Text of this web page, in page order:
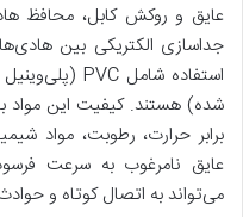
عایق و روکش کابل، محافظ
جداسازی الکتریکی بین
شده) هستند. کیفیت این مواد
عایق نامرغوب به سرعت
می‌تواند به اتصال کوتاه و